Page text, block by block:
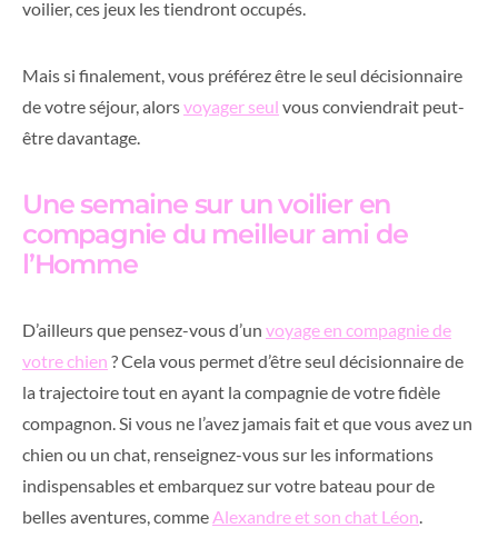
voilier, ces jeux les tiendront occupés.
Mais si finalement, vous préférez être le seul décisionnaire
de votre séjour, alorsvoyager seul vous conviendrait peut-
être davantage.
Une semaine sur un voilier en
compagnie du meilleur ami de
l’Homme
D’ailleurs que pensez-vous d’un voyage en compagnie de
votre chien ? Cela vous permet d’être seul décisionnaire de
la trajectoire tout en ayant la compagnie de votre fidèle
compagnon. Si vous ne l’avez jamais fait et que vous avez un
chien ou un chat, renseignez-vous sur les informations
indispensables et embarquez sur votre bateau pour de
belles aventures, commeAlexandre et son chat Léon.